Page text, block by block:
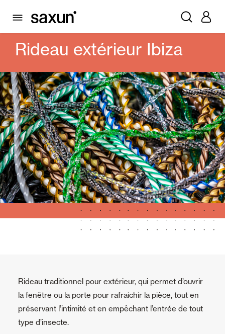
PRODUITS
ALICANTINES ET RIDEAUX PVC
Rideau extérieur Ibiza
Rideau traditionnel pour extérieur, qui permet d’ouvrir
la fenêtre ou la porte pour rafraichir la pièce, tout en
préservant l’intimité et en empêchant l’entrée de tout
type d’insecte.